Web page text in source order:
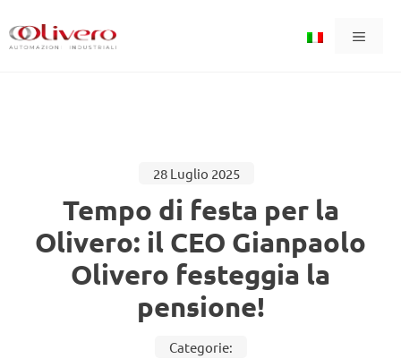
contenuto
28 Luglio 2025
Tempo di festa per la
Olivero: il CEO Gianpaolo
Olivero festeggia la
pensione!
Categorie: